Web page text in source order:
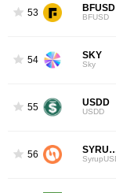
53 BFUSD
BFUSD
54 SKY
Sky
55 USDD
USDD
56